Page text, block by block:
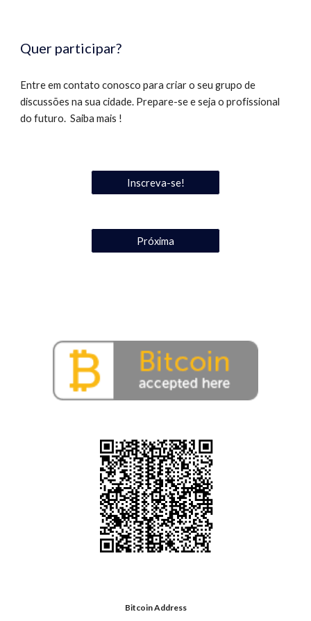
Quer participar?
Entre em contato conosco para criar o seu grupo de
discussões na sua cidade. Prepare-se e seja o profissional
do futuro.  Saiba mais !
Inscreva-se!
Próxima
Bitcoin Address